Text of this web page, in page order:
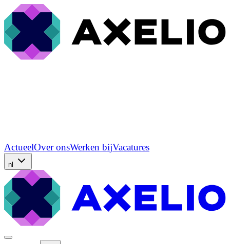
ActueelOver onsWerken bijVacatures
nl